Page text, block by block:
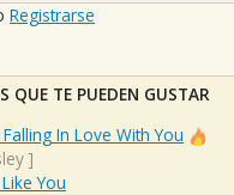
Registrarse
QUE TE PUEDEN GUSTAR
In Love With You
]
You